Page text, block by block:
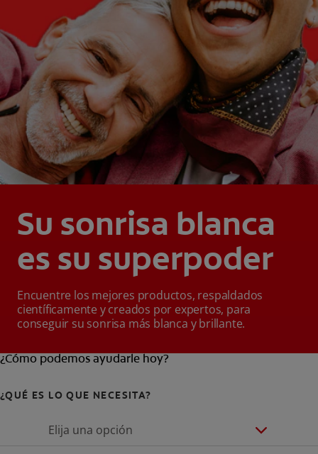
Su sonrisa blanca
es su superpoder
Encuentre los mejores productos, respaldados
científicamente y creados por expertos, para
conseguir su sonrisa más blanca y brillante.
¿Cómo podemos ayudarle hoy?
¿QUÉ ES LO QUE NECESITA?
Elija una opción